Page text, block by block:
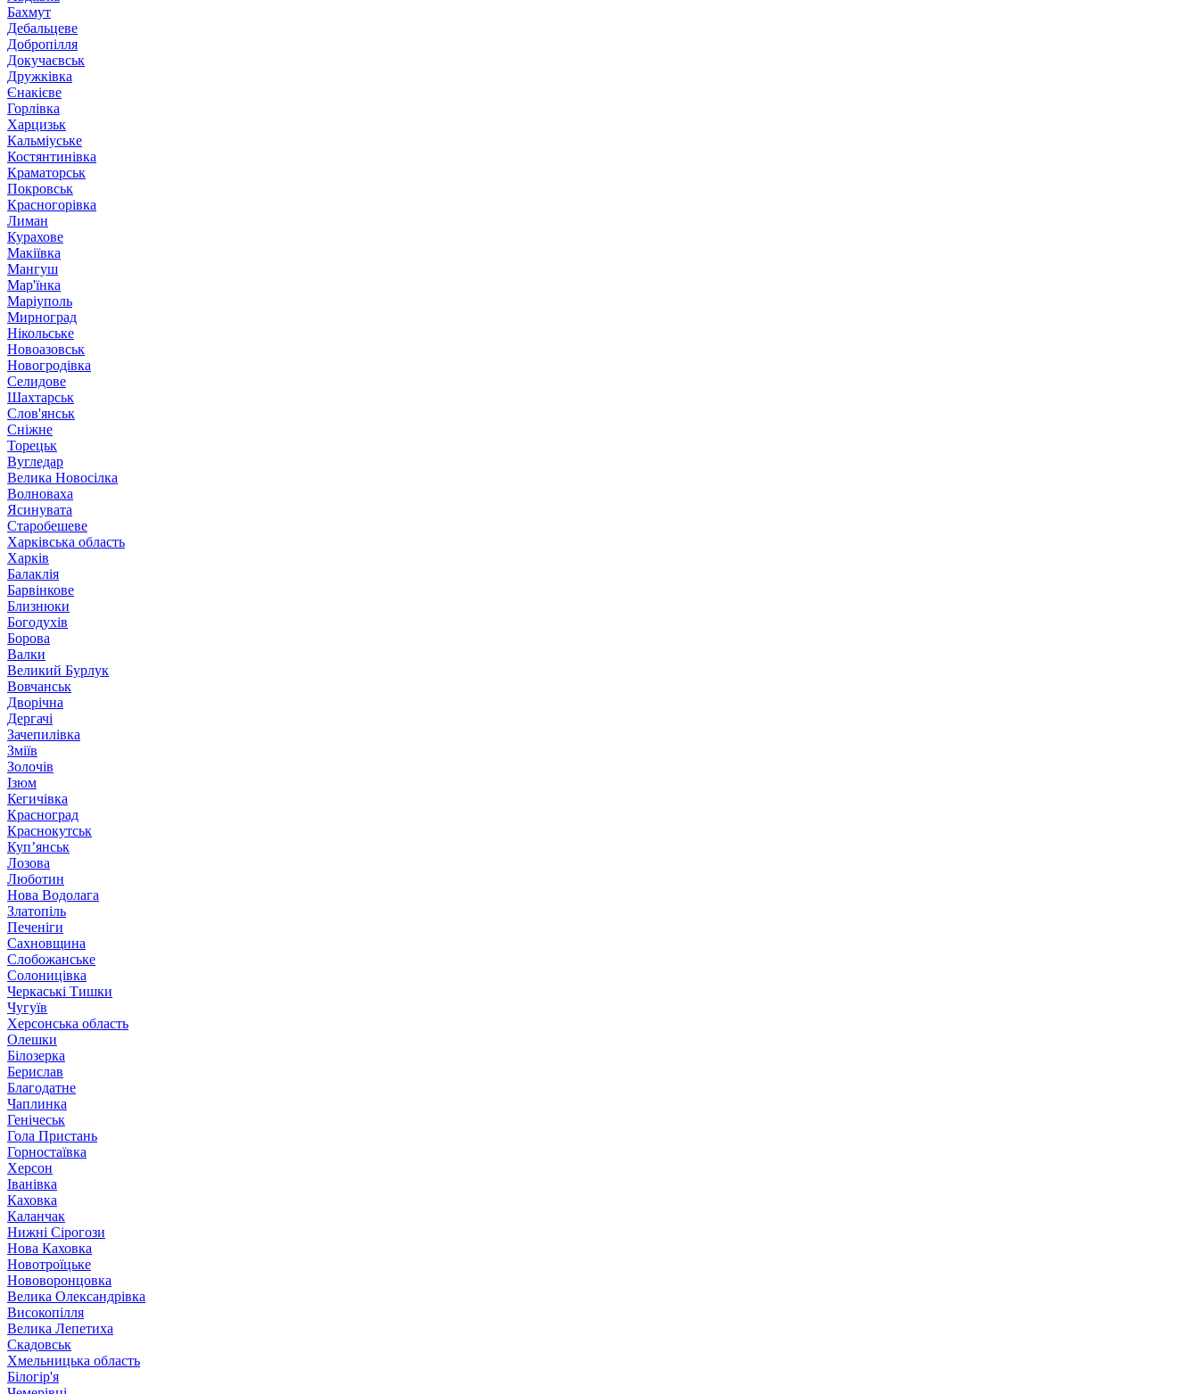
Бахмут
Дебальцеве
Добропілля
Докучаєвськ
Дружківка
Єнакієве
Горлівка
Харцизьк
Кальміуське
Костянтинівка
Краматорськ
Покровськ
Красногорівка
Лиман
Курахове
Макіївка
Мангуш
Мар'їнка
Маріуполь
Мирноград
Нікольське
Новоазовськ
Новогродівка
Селидове
Шахтарськ
Слов'янськ
Сніжне
Торецьк
Вугледар
Велика Новосілка
Волноваха
Ясинувата
Старобешеве
Харківська область
Харків
Балаклія
Барвінкове
Близнюки
Богодухів
Борова
Валки
Великий Бурлук
Вовчанськ
Дворічна
Дергачі
Зачепилівка
Зміїв
Золочів
Ізюм
Кегичівка
Красноград
Краснокутськ
Куп’янськ
Лозова
Люботин
Нова Водолага
Златопіль
Печеніги
Сахновщина
Слобожанське
Солоницівка
Черкаські Тишки
Чугуїв
Херсонська область
Олешки
Білозерка
Берислав
Благодатне
Чаплинка
Генічеськ
Гола Пристань
Горностаївка
Херсон
Іванівка
Каховка
Каланчак
Нижні Сірогози
Нова Каховка
Новотроїцьке
Нововоронцовка
Велика Олександрівка
Високопілля
Велика Лепетиха
Скадовськ
Хмельницька область
Білогір'я